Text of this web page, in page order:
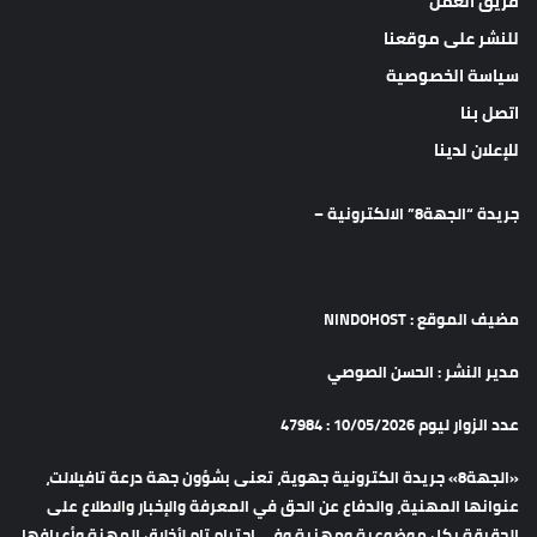
للنشر على موقعنا
سياسة الخصوصية
اتصل بنا
للإعلان لدينا
جريدة “الجهة8” الالكترونية –
مضيف الموقع : NINDOHOST
مدير النشر : الحسن الصوصي
عدد الزوار ليوم 10/05/2026 : 47984
«الجهة8» جريدة الكترونية جهوية، تعنى بشؤون جهة درعة تافيلالت،
عنوانها المهنية، والدفاع عن الحق في المعرفة والإخبار والاطلاع على